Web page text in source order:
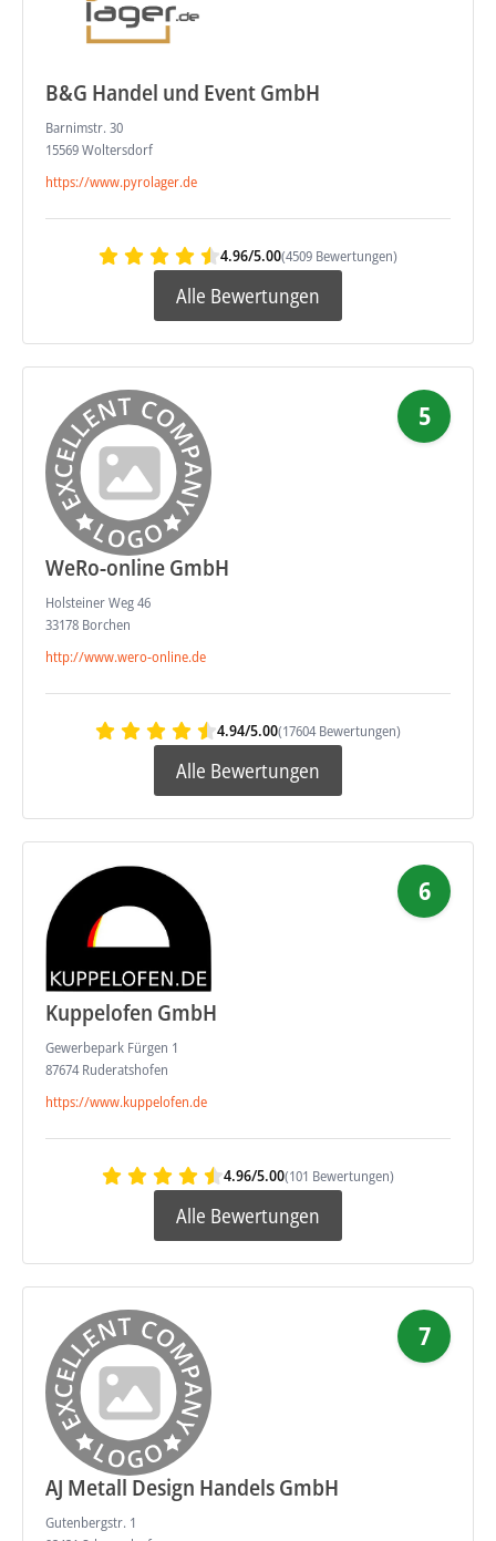
B&G Handel und Event GmbH
Barnimstr. 30
15569 Woltersdorf
https://www.pyrolager.de
4.96/5.00(4509 Bewertungen)
Alle Bewertungen
WeRo-online GmbH
Holsteiner Weg 46
33178 Borchen
http://www.wero-online.de
5
4.94/5.00(17604 Bewertungen)
Alle Bewertungen
Kuppelofen GmbH
Gewerbepark Fürgen 1
87674 Ruderatshofen
https://www.kuppelofen.de
6
4.96/5.00(101 Bewertungen)
Alle Bewertungen
AJ Metall Design Handels GmbH
Gutenbergstr. 1
7